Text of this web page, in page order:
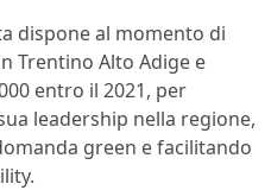
dispone al momento di
Trentino Alto Adige e
entro il 2021, per
leadership nella regione,
green e facilitando